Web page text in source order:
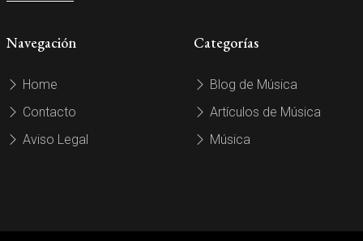
Navegación
Home
Contacto
Aviso Legal
Categorías
Blog de Música
Artículos de Música
Música